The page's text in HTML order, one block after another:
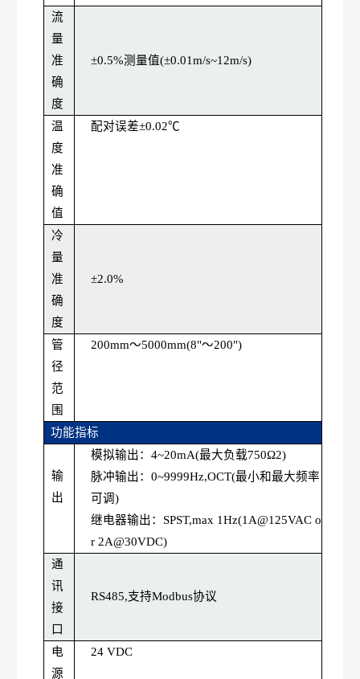
流
量
准
确
度
±0.5%测量值(±0.01m/s~12m/s)
温
度
准
确
值
配对误差±0.02℃
冷
量
准
确
度
±2.0%
管
径
范
围
200mm～5000mm(8"～200")
功能指标
输
出
模拟输出：4~20mA(最大负载750Ω2)
脉冲输出：0~9999Hz,OCT(最小和最大频率
可调)
继电器输出： SPST,max 1Hz(1A@125VAC o
r 2A@30VDC)
通
讯
接
口
RS485,支持Modbus协议
电
源
24 VDC